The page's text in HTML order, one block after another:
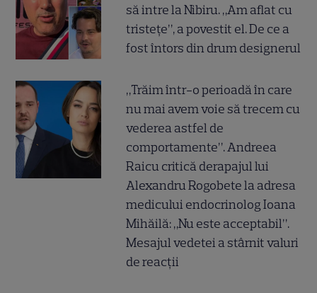
să intre la Nibiru. „Am aflat cu
tristețe”, a povestit el. De ce a
fost întors din drum designerul
„Trăim într-o perioadă în care
nu mai avem voie să trecem cu
vederea astfel de
comportamente”. Andreea
Raicu critică derapajul lui
Alexandru Rogobete la adresa
medicului endocrinolog Ioana
Mihăilă: „Nu este acceptabil”.
Mesajul vedetei a stârnit valuri
de reacții